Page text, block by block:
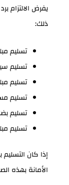
يفرض الالتزام
ذلك:
تسليم
تسليم
تسليم
تسليم
تسليم
تسليم
إذا كان التسليم
الأمانة بهذه